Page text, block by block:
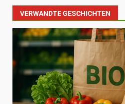
VERWANDTE GESCHICHTEN